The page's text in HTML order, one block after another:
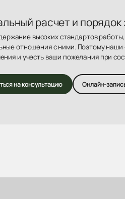
расчет и порядок
высоких стандартов
отношения с ними. Поэтому наши
и учесть ваши пожелания при
на консультацию Онлайн-